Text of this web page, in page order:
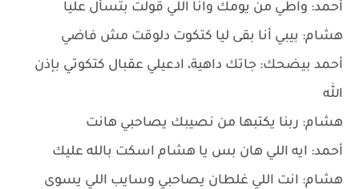
أحمد: واطي من يومك وانا اللي قولت بتسأل عليا
هشام: بيبي أنا بقى ليا كتكوت دلوقت مش فاضي
أحمد بيضحك: جاتك داهية، ادعيلي عقبال كتكوتي بإذن
الله
هشام: ربنا يكتبها من نصيبك يصاحبي هانت
أحمد: ايه اللي هان بس يا هشام اسكت بالله عليك
هشام: انت اللي غلطان يصاحبي وسايب اللي يسوى